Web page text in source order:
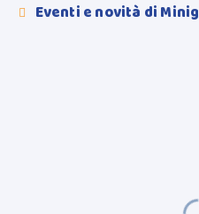
 Eventi e novità di